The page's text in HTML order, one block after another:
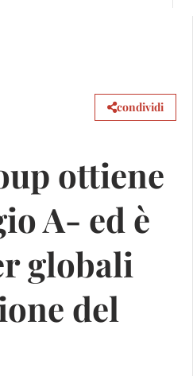
condividi
ottiene
A- ed è
globali
del